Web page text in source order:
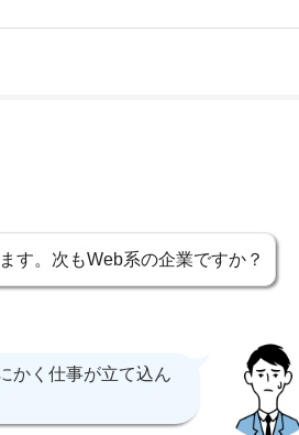
す。次もWeb系の企業ですか？
かく仕事が立て込ん